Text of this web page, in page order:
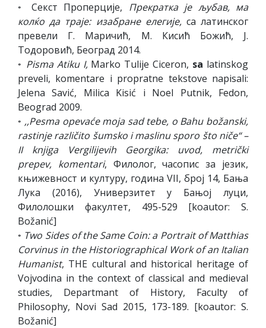
◦ Секст Проперције, Прекратка је љубав, ма
колќо да траје: изабране елегије, са латинског
превели Г. Маричић, М. Кисић Божић, Ј.
Тодоровић, Београд 2014.
◦ Pisma Atiku I, Marko Tulije Ciceron, sa latinskog
preveli, komentare i propratne tekstove napisali:
Jelena Savić, Milica Kisić i Noel Putnik, Fedon,
Beograd 2009.
◦ ,,Pesma opevaće moja sad tebe, o Bahu božanski,
rastinje različito šumsko i maslinu sporo što niče“ –
II knjiga Vergilijevih Georgika: uvod, metrički
prepev, komentari, Филолог, часопис за језик,
књижевност и културу, година VII, број 14, Бања
Лука (2016), Универзитет у Бањој луци,
Филолошки факултет, 495-529 [koautor: S.
Božanić]
◦ Two Sides of the Same Coin: a Portrait of Matthias
Corvinus in the Historiographical Work of an Italian
Humanist, THE cultural and historical heritage of
Vojvodina in the context of classical and medieval
studies, Departmant of History, Faculty of
Philosophy, Novi Sad 2015, 173-189. [koautor: S.
Božanić]